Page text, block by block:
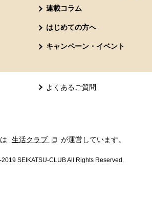
連載コラム
はじめての方へ
キャンペーン・イベント
よくあるご質問
生活クラブ 別のウィンドウで開きます。
が運営しています。
SEIKATSU-CLUB All Rights Reserved.